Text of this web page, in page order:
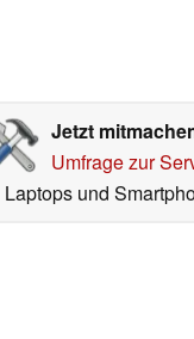
Jetzt
Umfrage zur
und